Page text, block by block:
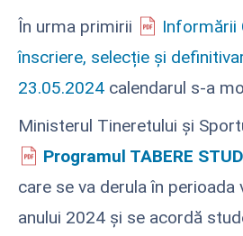
În urma primirii
Informării
înscriere, selecție și
23.05.2024 calendarul s-a
Ministerul Tineretului și
Programul TABERE
care se va derula în perioada
anului 2024 şi se acordă